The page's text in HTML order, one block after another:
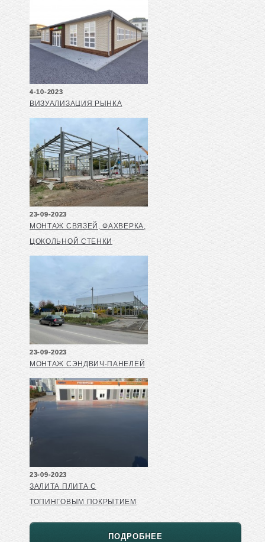
4-10-2023
ВИЗУАЛИЗАЦИЯ РЫНКА
23-09-2023
МОНТАЖ СВЯЗЕЙ, ФАХВЕРКА,
ЦОКОЛЬНОЙ СТЕНКИ
23-09-2023
МОНТАЖ СЭНДВИЧ-ПАНЕЛЕЙ
23-09-2023
ЗАЛИТА ПЛИТА С
ТОПИНГОВЫМ ПОКРЫТИЕМ
ПОДРОБНЕЕ